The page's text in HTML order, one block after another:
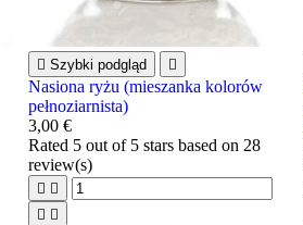
 Szybki podgląd 
Nasiona ryżu (mieszanka kolorów
pełnoziarnista)
3,00 €
Rated 5 out of 5 stars based on 28
review(s)
 
 